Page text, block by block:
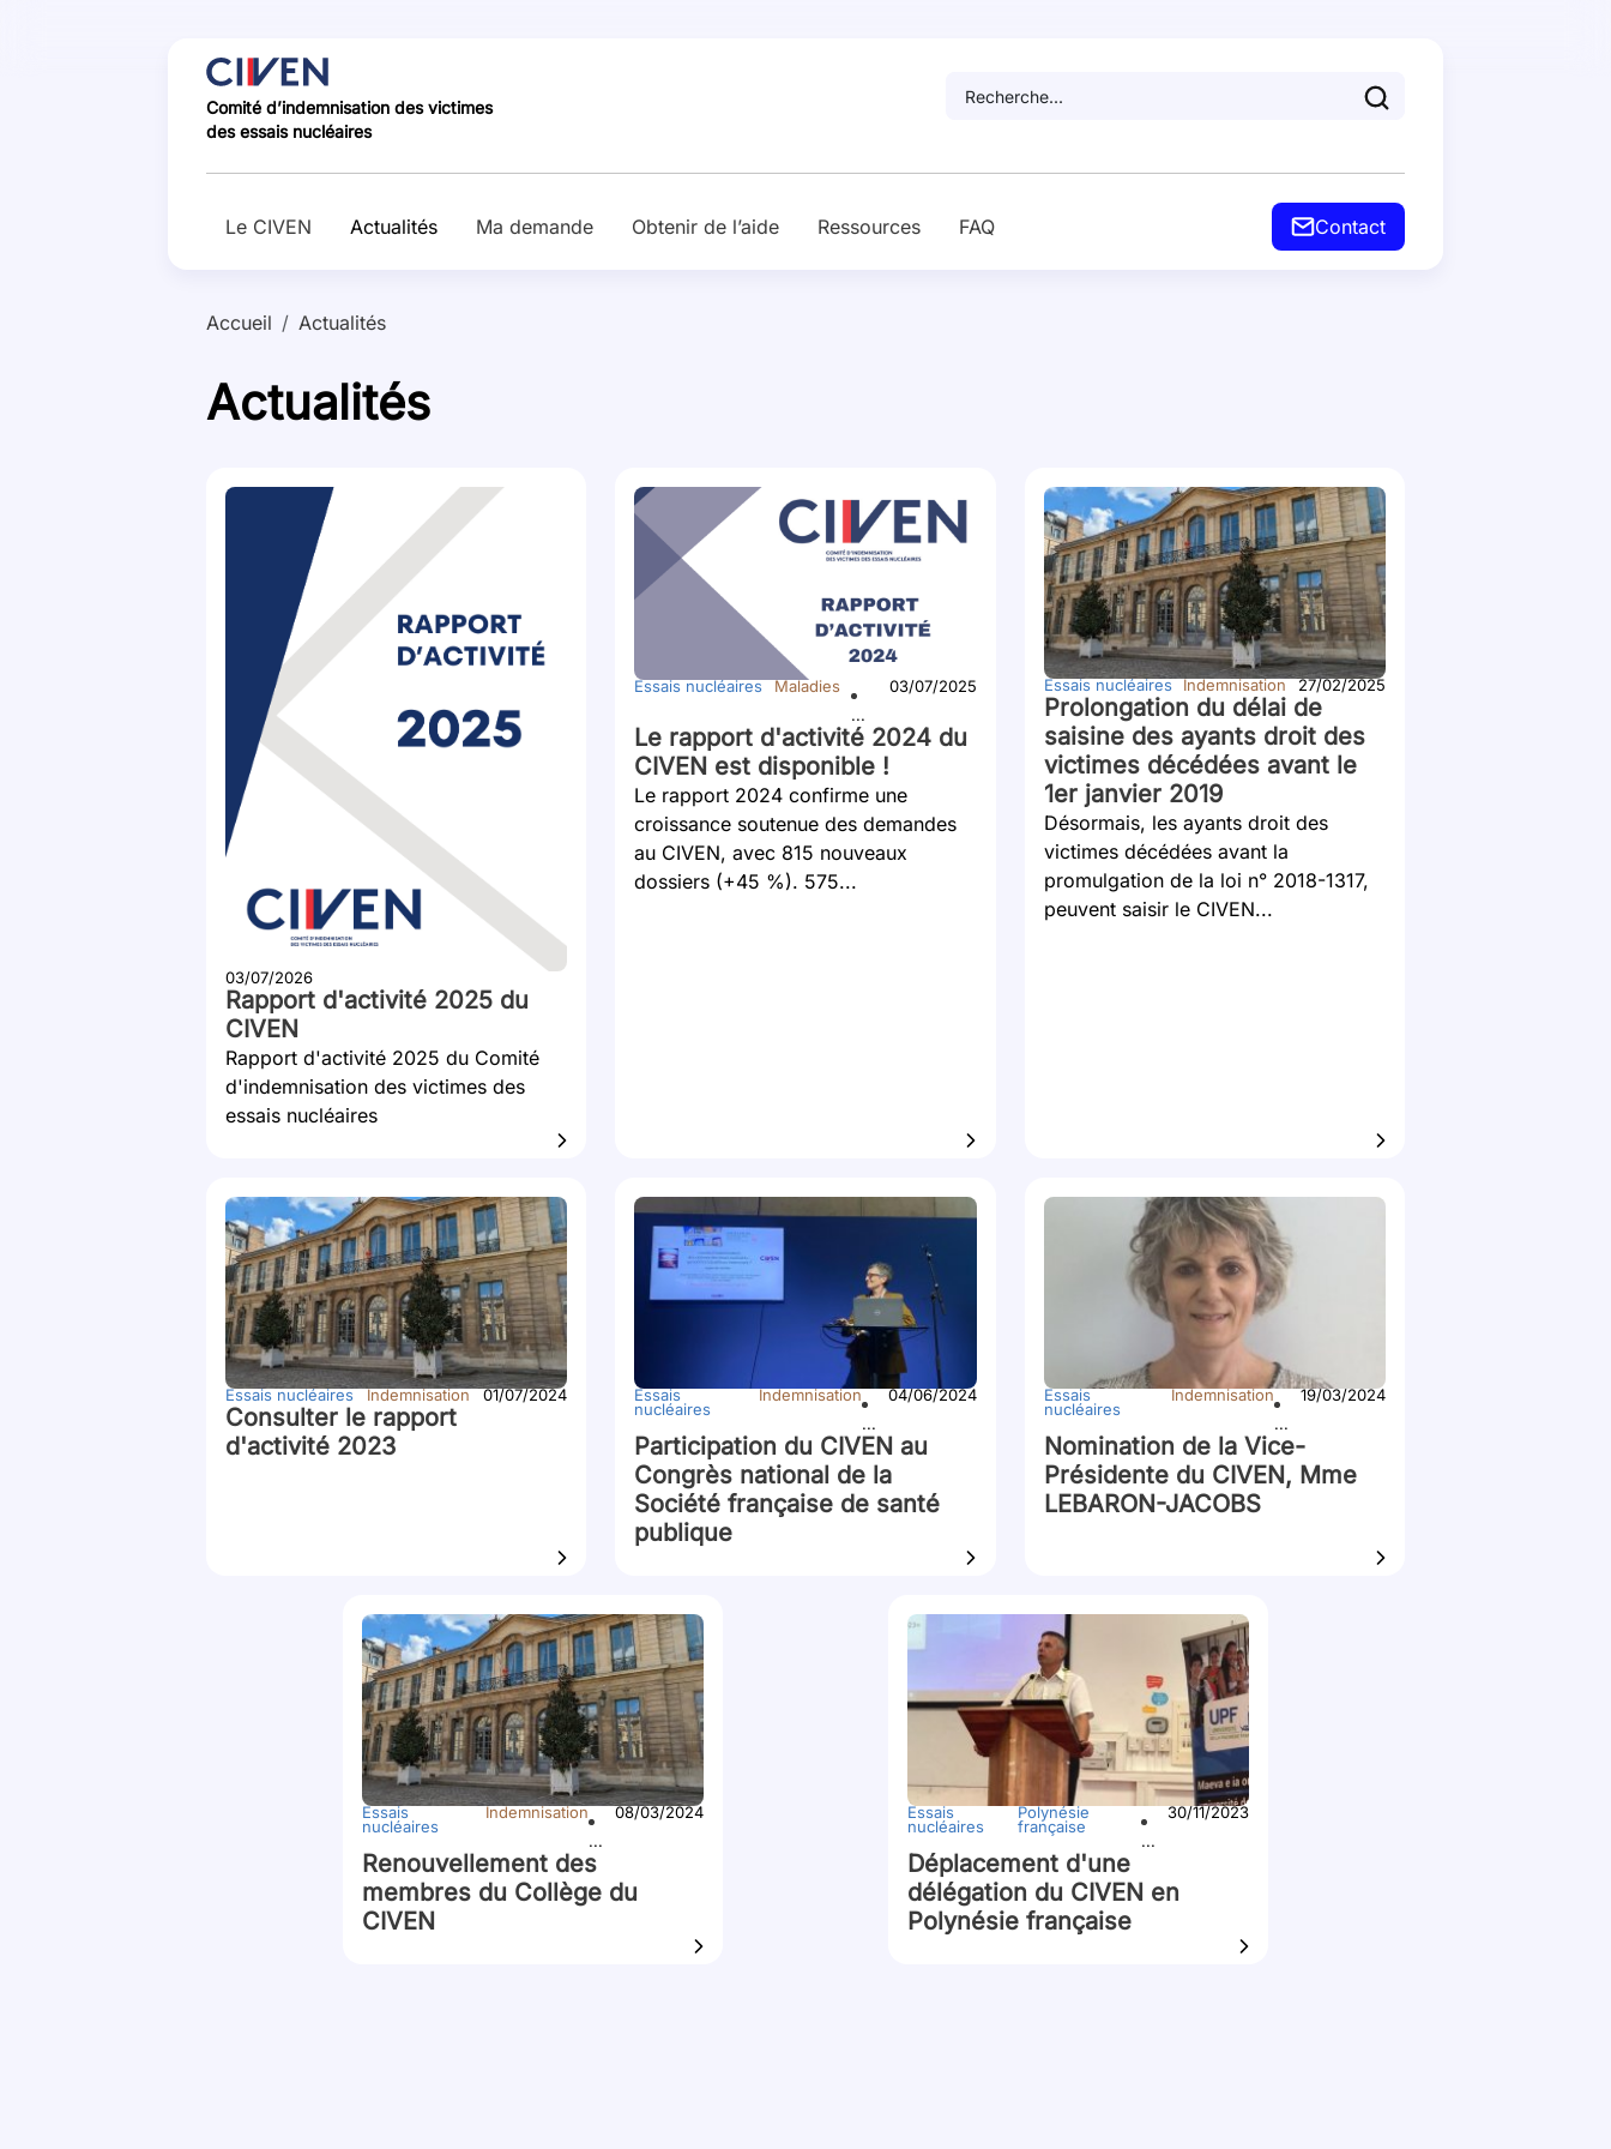
Comité d’indemnisation des victimes
des essais nucléaires
Le CIVEN Actualités Ma demande Obtenir de l’aide Ressources FAQ Contact
CIVEN
Actualités FAQ Contact
Accueil Actualités
Actualités
03/07/2026
Rapport d'activité 2025 du
CIVEN
Rapport d'activité 2025 du Comité
d'indemnisation des victimes des
essais nucléaires
Essais nucléaires
Maladies
...
03/07/2025
Le rapport d'activité 2024 du
CIVEN est disponible !
Le rapport 2024 confirme une
croissance soutenue des demandes
au CIVEN, avec 815 nouveaux
dossiers (+45 %). 575...
Essais nucléaires Indemnisation 27/02/2025
Prolongation du délai de
saisine des ayants droit des
victimes décédées avant le
1er janvier 2019
Désormais, les ayants droit des
victimes décédées avant la
promulgation de la loi n° 2018-1317,
peuvent saisir le CIVEN...
Essais nucléaires Indemnisation 01/07/2024
Consulter le rapport
d'activité 2023
Essais
nucléaires
Indemnisation
...
04/06/2024
Participation du CIVEN au
Congrès national de la
Société française de santé
publique
Essais
nucléaires
Indemnisation
...
19/03/2024
Nomination de la Vice-
Présidente du CIVEN, Mme
LEBARON-JACOBS
Essais
nucléaires
Indemnisation
...
08/03/2024
Renouvellement des
membres du Collège du
CIVEN
Essais
nucléaires
Polynésie
française
...
30/11/2023
Déplacement d'une
délégation du CIVEN en
Polynésie française